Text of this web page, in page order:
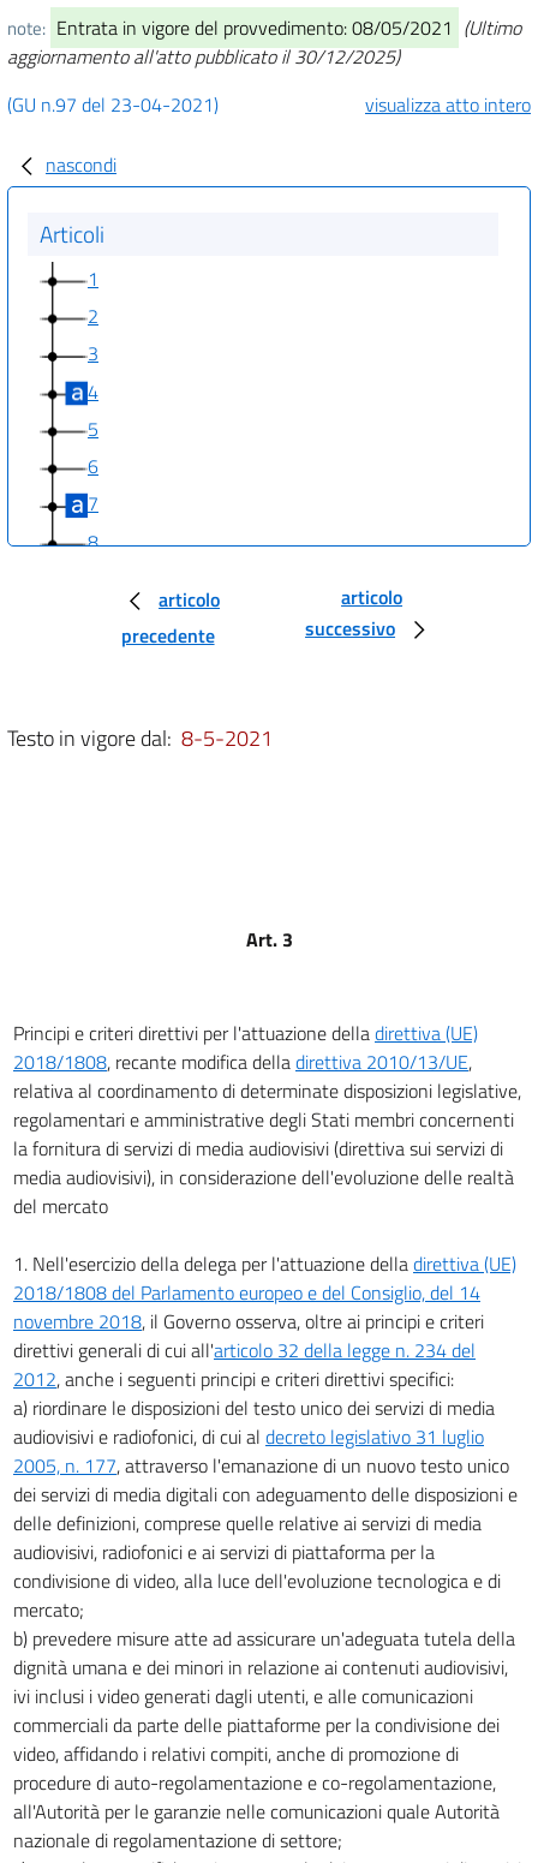
note: Entrata in vigore del provvedimento: 08/05/2021 (Ultimo
aggiornamento all'atto pubblicato il 30/12/2025)
(GU n.97 del 23-04-2021)
visualizza atto intero
nascondi
Articoli
1
2
3
4
5
6
7
8
13
21
22
23
24
25
26
27
28
29
Allegati
Allegato A
Allegato A
articolo
precedente
articolo
successivo
Testo in vigore dal: 8-5-2021
Art. 3
Principi e criteri direttivi per l'attuazione delladirettiva (UE)
2018/1808, recante modifica delladirettiva 2010/13/UE,
relativa al coordinamento di determinate disposizioni legislative,
regolamentari e amministrative degli Stati membri concernenti
la fornitura di servizi di media audiovisivi (direttiva sui servizi di
media audiovisivi), in considerazione dell'evoluzione delle realtà
del mercato
1. Nell'esercizio della delega per l'attuazione delladirettiva (UE)
2018/1808 del Parlamento europeo e del Consiglio, del 14
novembre 2018, il Governo osserva, oltre ai principi e criteri
direttivi generali di cui all'articolo 32 della legge n. 234 del
2012, anche i seguenti principi e criteri direttivi specifici:
a) riordinare le disposizioni del testo unico dei servizi di media
audiovisivi e radiofonici, di cui al decreto legislativo 31 luglio
2005, n. 177, attraverso l'emanazione di un nuovo testo unico
dei servizi di media digitali con adeguamento delle disposizioni e
delle definizioni, comprese quelle relative ai servizi di media
audiovisivi, radiofonici e ai servizi di piattaforma per la
condivisione di video, alla luce dell'evoluzione tecnologica e di
mercato;
b) prevedere misure atte ad assicurare un'adeguata tutela della
dignità umana e dei minori in relazione ai contenuti audiovisivi,
ivi inclusi i video generati dagli utenti, e alle comunicazioni
commerciali da parte delle piattaforme per la condivisione dei
video, affidando i relativi compiti, anche di promozione di
procedure di auto-regolamentazione e co-regolamentazione,
all'Autorità per le garanzie nelle comunicazioni quale Autorità
nazionale di regolamentazione di settore;